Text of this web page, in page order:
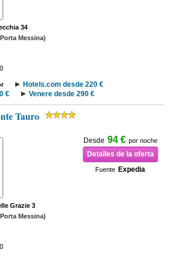
34
Messina)
Hotels.com desde 220 €
€
Venere desde 290 €
Tauro
Desde 94 € por noche
Detalles de la oferta
Fuente Expedia
Grazie 3
Messina)